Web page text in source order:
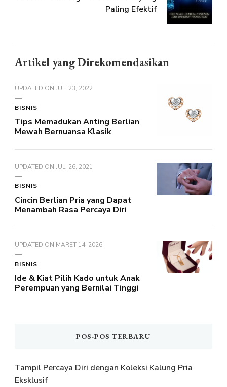
Paling Efektif
Artikel yang Direkomendasikan
UPDATED ON JULI 23, 2022
BISNIS
Tips Memadukan Anting Berlian
Mewah Bernuansa Klasik
UPDATED ON JULI 26, 2021
BISNIS
Cincin Berlian Pria yang Dapat
Menambah Rasa Percaya Diri
UPDATED ON MARET 14, 2026
BISNIS
Ide & Kiat Pilih Kado untuk Anak
Perempuan yang Bernilai Tinggi
POS-POS TERBARU
Tampil Percaya Diri dengan Koleksi Kalung Pria
Eksklusif